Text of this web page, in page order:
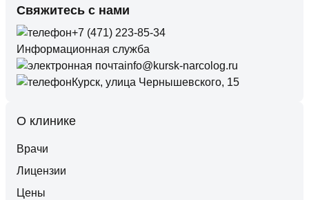
Свяжитесь с нами
+7 (471) 223-85-34
Информационная служба
info@kursk-narcolog.ru
Курск, улица Чернышевского, 15
О клинике
Врачи
Лицензии
Цены